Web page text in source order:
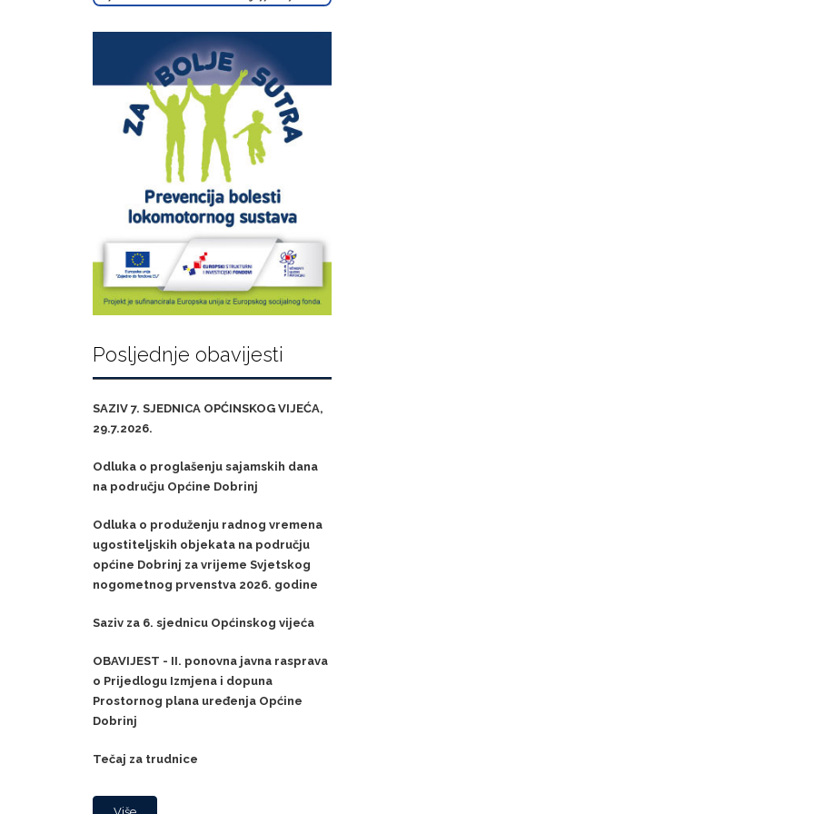
Posljednje obavijesti
SAZIV 7. SJEDNICA OPĆINSKOG VIJEĆA,
29.7.2026.
Odluka o proglašenju sajamskih dana
na području Općine Dobrinj
Odluka o produženju radnog vremena
ugostiteljskih objekata na području
općine Dobrinj za vrijeme Svjetskog
nogometnog prvenstva 2026. godine
Saziv za 6. sjednicu Općinskog vijeća
OBAVIJEST - II. ponovna javna rasprava
o Prijedlogu Izmjena i dopuna
Prostornog plana uređenja Općine
Dobrinj
Tečaj za trudnice